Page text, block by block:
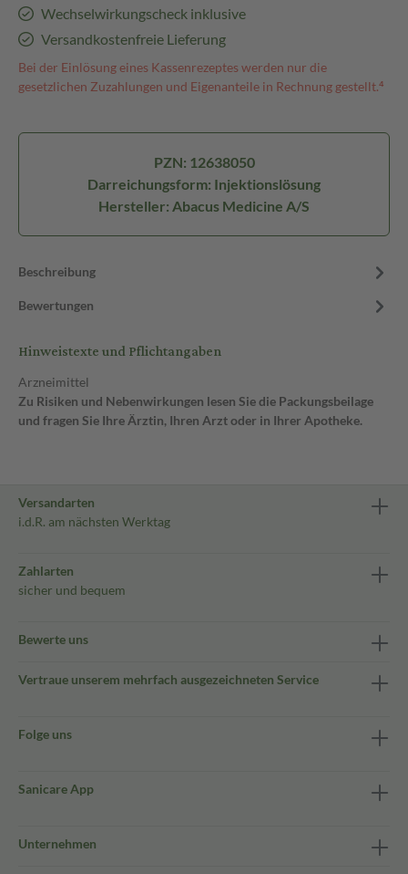
Wechselwirkungscheck inklusive
Versandkostenfreie Lieferung
Bei der Einlösung eines Kassenrezeptes werden nur die
gesetzlichen Zuzahlungen und Eigenanteile in Rechnung gestellt.⁴
PZN: 12638050
Darreichungsform: Injektionslösung
Hersteller: Abacus Medicine A/S
Beschreibung
Bewertungen
Hinweistexte und Pflichtangaben
Arzneimittel
Zu Risiken und Nebenwirkungen lesen Sie die Packungsbeilage
und fragen Sie Ihre Ärztin, Ihren Arzt oder in Ihrer Apotheke.
Versandarten
i.d.R. am nächsten Werktag
Zahlarten
sicher und bequem
Bewerte uns
Vertraue unserem mehrfach ausgezeichneten Service
Folge uns
Sanicare App
Unternehmen